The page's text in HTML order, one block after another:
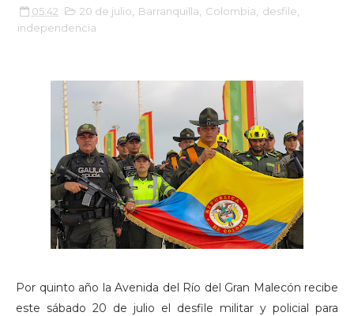
05:42 20 de julio Barranquilla Colombia desfile
independencia
Por quinto año la Avenida del Río del Gran Malecón recibe
este sábado 20 de julio el desfile militar y policial para